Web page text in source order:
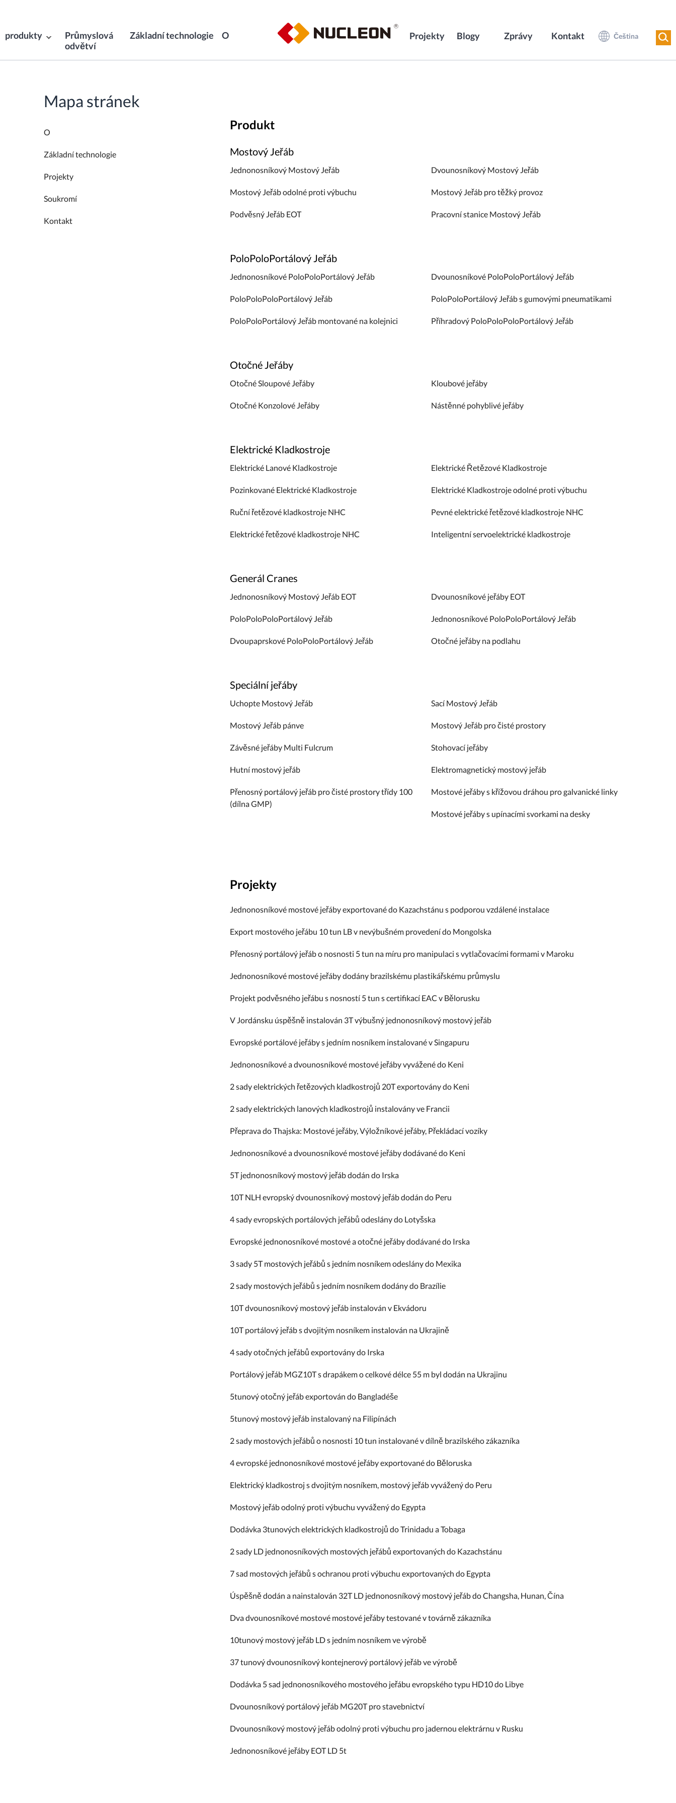
produkty
Průmyslová
odvětví
Základní technologie O Projekty Blogy Zprávy Kontakt Čeština
Mapa stránek
O
Základní technologie
Projekty
Soukromí
Kontakt
Produkt
Mostový Jeřáb
Jednonosníkový Mostový Jeřáb Dvounosníkový Mostový Jeřáb
Mostový Jeřáb odolné proti výbuchu Mostový Jeřáb pro těžký provoz
Podvěsný Jeřáb EOT Pracovní stanice Mostový Jeřáb
PoloPoloPortálový Jeřáb
Jednonosníkové PoloPoloPortálový Jeřáb Dvounosníkové PoloPoloPortálový Jeřáb
PoloPoloPoloPortálový Jeřáb PoloPoloPortálový Jeřáb s gumovými pneumatikami
PoloPoloPortálový Jeřáb montované na kolejnici Příhradový PoloPoloPoloPortálový Jeřáb
Otočné Jeřáby
Otočné Sloupové Jeřáby Kloubové jeřáby
Otočné Konzolové Jeřáby Nástěnné pohyblivé jeřáby
Elektrické Kladkostroje
Elektrické Lanové Kladkostroje Elektrické Řetězové Kladkostroje
Pozinkované Elektrické Kladkostroje Elektrické Kladkostroje odolné proti výbuchu
Ruční řetězové kladkostroje NHC Pevné elektrické řetězové kladkostroje NHC
Elektrické řetězové kladkostroje NHC Inteligentní servoelektrické kladkostroje
Generál Cranes
Jednonosníkový Mostový Jeřáb EOT Dvounosníkové jeřáby EOT
PoloPoloPoloPortálový Jeřáb Jednonosníkové PoloPoloPortálový Jeřáb
Dvoupaprskové PoloPoloPortálový Jeřáb Otočné jeřáby na podlahu
Speciální jeřáby
Uchopte Mostový Jeřáb Sací Mostový Jeřáb
Mostový Jeřáb pánve Mostový Jeřáb pro čisté prostory
Závěsné jeřáby Multi Fulcrum Stohovací jeřáby
Hutní mostový jeřáb Elektromagnetický mostový jeřáb
Přenosný portálový jeřáb pro čisté prostory třídy 100
(dílna GMP)
Mostové jeřáby s křížovou dráhou pro galvanické linky
Mostové jeřáby s upínacími svorkami na desky
Projekty
Jednonosníkové mostové jeřáby exportované do Kazachstánu s podporou vzdálené instalace
Export mostového jeřábu 10 tun LB v nevýbušném provedení do Mongolska
Přenosný portálový jeřáb o nosnosti 5 tun na míru pro manipulaci s vytlačovacími formami v Maroku
Jednonosníkové mostové jeřáby dodány brazilskému plastikářskému průmyslu
Projekt podvěsného jeřábu s nosností 5 tun s certifikací EAC v Bělorusku
V Jordánsku úspěšně instalován 3T výbušný jednonosníkový mostový jeřáb
Evropské portálové jeřáby s jedním nosníkem instalované v Singapuru
Jednonosníkové a dvounosníkové mostové jeřáby vyvážené do Keni
2 sady elektrických řetězových kladkostrojů 20T exportovány do Keni
2 sady elektrických lanových kladkostrojů instalovány ve Francii
Přeprava do Thajska: Mostové jeřáby, Výložníkové jeřáby, Překládací vozíky
Jednonosníkové a dvounosníkové mostové jeřáby dodávané do Keni
5T jednonosníkový mostový jeřáb dodán do Irska
10T NLH evropský dvounosníkový mostový jeřáb dodán do Peru
4 sady evropských portálových jeřábů odeslány do Lotyšska
Evropské jednonosníkové mostové a otočné jeřáby dodávané do Irska
3 sady 5T mostových jeřábů s jedním nosníkem odeslány do Mexika
2 sady mostových jeřábů s jedním nosníkem dodány do Brazílie
10T dvounosníkový mostový jeřáb instalován v Ekvádoru
10T portálový jeřáb s dvojitým nosníkem instalován na Ukrajině
4 sady otočných jeřábů exportovány do Irska
Portálový jeřáb MGZ10T s drapákem o celkové délce 55 m byl dodán na Ukrajinu
5tunový otočný jeřáb exportován do Bangladéše
5tunový mostový jeřáb instalovaný na Filipínách
2 sady mostových jeřábů o nosnosti 10 tun instalované v dílně brazilského zákazníka
4 evropské jednonosníkové mostové jeřáby exportované do Běloruska
Elektrický kladkostroj s dvojitým nosníkem, mostový jeřáb vyvážený do Peru
Mostový jeřáb odolný proti výbuchu vyvážený do Egypta
Dodávka 3tunových elektrických kladkostrojů do Trinidadu a Tobaga
2 sady LD jednonosníkových mostových jeřábů exportovaných do Kazachstánu
7 sad mostových jeřábů s ochranou proti výbuchu exportovaných do Egypta
Úspěšně dodán a nainstalován 32T LD jednonosníkový mostový jeřáb do Changsha, Hunan, Čína
Dva dvounosníkové mostové mostové jeřáby testované v továrně zákazníka
10tunový mostový jeřáb LD s jedním nosníkem ve výrobě
37 tunový dvounosníkový kontejnerový portálový jeřáb ve výrobě
Dodávka 5 sad jednonosníkového mostového jeřábu evropského typu HD10 do Libye
Dvounosníkový portálový jeřáb MG20T pro stavebnictví
Dvounosníkový mostový jeřáb odolný proti výbuchu pro jadernou elektrárnu v Rusku
Jednonosníkové jeřáby EOT LD 5t